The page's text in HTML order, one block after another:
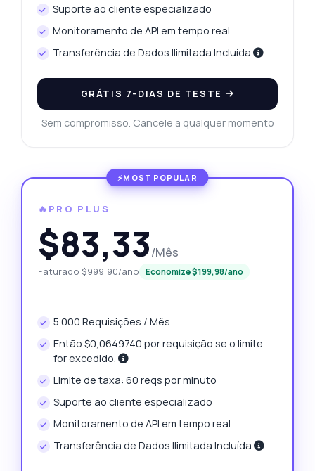
Suporte ao cliente especializado
Monitoramento de API em tempo real
Transferência de Dados Ilimitada Incluída
GRÁTIS 7-DIAS DE TESTE
Sem compromisso. Cancele a qualquer momento
🔥PRO PLUS
$83,33/Mês
Faturado $999,90/ano Economize $199,98/ano
5.000 Requisições / Mês
Então $0,0649740 por requisição se o limite
for excedido.
Limite de taxa: 60 reqs por minuto
Suporte ao cliente especializado
Monitoramento de API em tempo real
Transferência de Dados Ilimitada Incluída